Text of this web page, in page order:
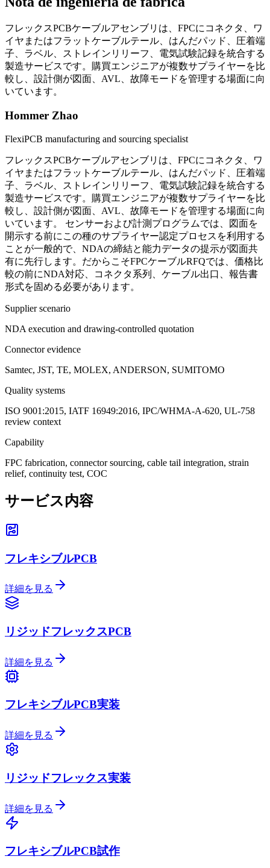
フレックスPCBケーブルアセンブリは、FPCにコネクタ、ワ
イヤまたはフラットケーブルテール、はんだパッド、圧着端
子、ラベル、ストレインリリーフ、電気試験記録を統合する
製造サービスです。購買エンジニアが複数サプライヤーを比
較し、設計側が図面、AVL、故障モードを管理する場面に向
いています。
Hommer Zhao
FlexiPCB manufacturing and sourcing specialist
フレックスPCBケーブルアセンブリは、FPCにコネクタ、ワ
イヤまたはフラットケーブルテール、はんだパッド、圧着端
子、ラベル、ストレインリリーフ、電気試験記録を統合する
製造サービスです。購買エンジニアが複数サプライヤーを比
較し、設計側が図面、AVL、故障モードを管理する場面に向
いています。 センサーおよび計測プログラムでは、図面を
開示する前にこの種のサプライヤー認定プロセスを利用する
ことが一般的で、NDAの締結と能力データの提示が図面共
有に先行します。だからこそFPCケーブルRFQでは、価格比
較の前にNDA対応、コネクタ系列、ケーブル出口、報告書
形式を固める必要があります。
Supplier scenario
NDA execution and drawing-controlled quotation
Connector evidence
Samtec, JST, TE, MOLEX, ANDERSON, SUMITOMO
Quality systems
ISO 9001:2015, IATF 16949:2016, IPC/WHMA-A-620, UL-758
review context
Capability
FPC fabrication, connector sourcing, cable tail integration, strain
relief, continuity test, COC
サービス内容
フレキシブルPCB
詳細を見る
リジッドフレックスPCB
詳細を見る
フレキシブルPCB実装
詳細を見る
リジッドフレックス実装
詳細を見る
フレキシブルPCB試作